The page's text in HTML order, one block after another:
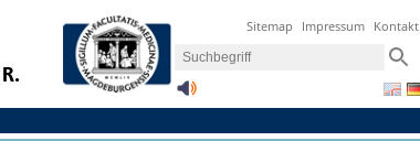
Sitemap Impressum Kontakt